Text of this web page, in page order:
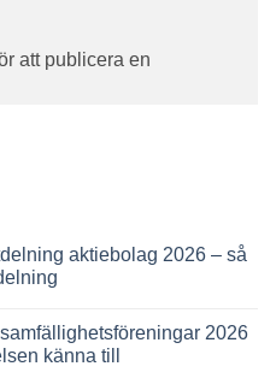
att publicera en
aktiebolag 2026 – så
2026
känna till